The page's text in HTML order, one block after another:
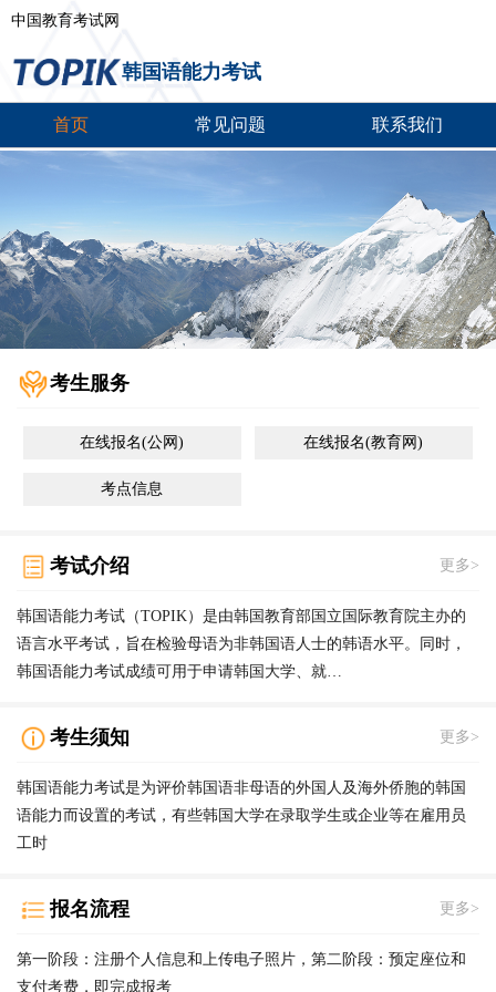
中国教育考试网
韩国语能力考试
首页 常见问题 联系我们
考生服务
在线报名(公网) 在线报名(教育网)
考点信息
考试介绍 更多>
韩国语能力考试（TOPIK）是由韩国教育部国立国际教育院主办的
语言水平考试，旨在检验母语为非韩国语人士的韩语水平。同时，
韩国语能力考试成绩可用于申请韩国大学、就…
考生须知 更多>
韩国语能力考试是为评价韩国语非母语的外国人及海外侨胞的韩国
语能力而设置的考试，有些韩国大学在录取学生或企业等在雇用员
工时
报名流程 更多>
第一阶段：注册个人信息和上传电子照片，第二阶段：预定座位和
支付考费，即完成报考